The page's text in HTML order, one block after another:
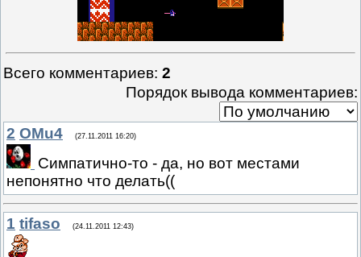
Всего комментариев: 2
Порядок вывода комментариев:
2 OMu4 (27.11.2011 16:20)
Симпатично-то - да, но вот местами
непонятно что делать((
1 tifaso (24.11.2011 12:43)